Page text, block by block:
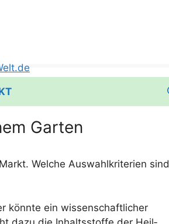
Garten
Wel­che Aus­wahl­kri­te­ri­en sind
könn­te ein wis­sen­schaft­li­cher